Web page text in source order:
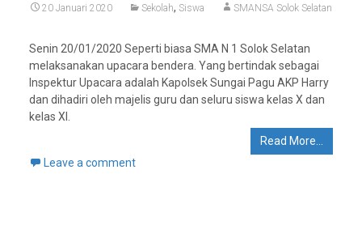
20 Januari 2020 Sekolah, Siswa SMANSA Solok Selatan
Senin 20/01/2020 Seperti biasa SMA N 1 Solok Selatan
melaksanakan upacara bendera. Yang bertindak sebagai
Inspektur Upacara adalah Kapolsek Sungai Pagu AKP Harry
dan dihadiri oleh majelis guru dan seluru siswa kelas X dan
kelas XI.
Read More…
Leave a comment